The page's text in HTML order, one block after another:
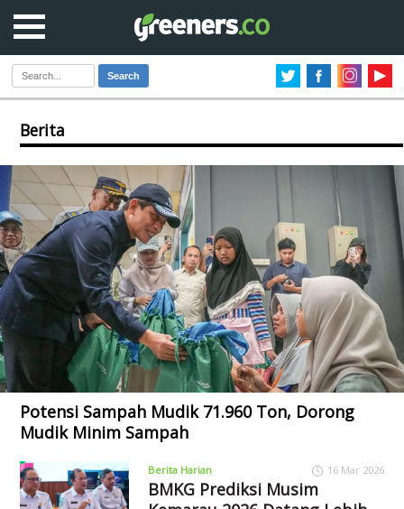
Search
Berita
Potensi Sampah Mudik 71.960 Ton, Dorong
Mudik Minim Sampah
Berita Harian 16 Mar 2026
BMKG Prediksi Musim